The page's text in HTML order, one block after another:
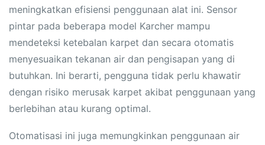
meningkatkan efisiensi penggunaan alat ini. Sensor
pintar pada beberapa model Karcher mampu
mendeteksi ketebalan karpet dan secara otomatis
menyesuaikan tekanan air dan pengisapan yang di
butuhkan. Ini berarti, pengguna tidak perlu khawatir
dengan risiko merusak karpet akibat penggunaan yang
berlebihan atau kurang optimal.
Otomatisasi ini juga memungkinkan penggunaan air